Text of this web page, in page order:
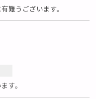
難うございます。
す。